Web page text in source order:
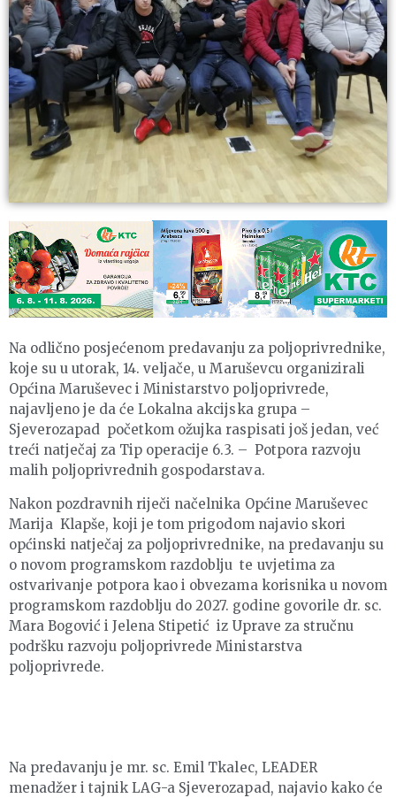
Na odlično posjećenom predavanju za poljoprivrednike,
koje su u utorak, 14. veljače, u Maruševcu organizirali
Općina Maruševec i Ministarstvo poljoprivrede,
najavljeno je da će Lokalna akcijska grupa –
Sjeverozapad početkom ožujka raspisati još jedan, već
treći natječaj za Tip operacije 6.3. – Potpora razvoju
malih poljoprivrednih gospodarstava.
Nakon pozdravnih riječi načelnika Općine Maruševec
Marija Klapše, koji je tom prigodom najavio skori
općinski natječaj za poljoprivrednike, na predavanju su
o novom programskom razdoblju te uvjetima za
ostvarivanje potpora kao i obvezama korisnika u novom
programskom razdoblju do 2027. godine govorile dr. sc.
Mara Bogović i Jelena Stipetić iz Uprave za stručnu
podršku razvoju poljoprivrede Ministarstva
poljoprivrede.
Na predavanju je mr. sc. Emil Tkalec, LEADER
menadžer i tajnik LAG-a Sjeverozapad, najavio kako će